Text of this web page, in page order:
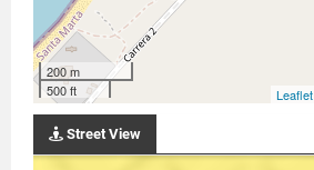
200 m
500 ft
Leaflet
Street View